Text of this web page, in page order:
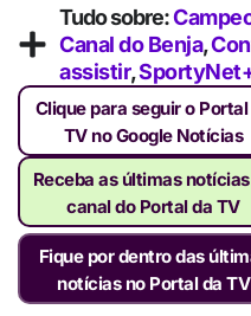
Tudo sobre:
Canal do Benja,
assistir,
Clique para seguir o Portal
TV no Google Notícias
Receba as últimas
canal do Portal da TV
Fique por dentro das
notícias no Portal da TV